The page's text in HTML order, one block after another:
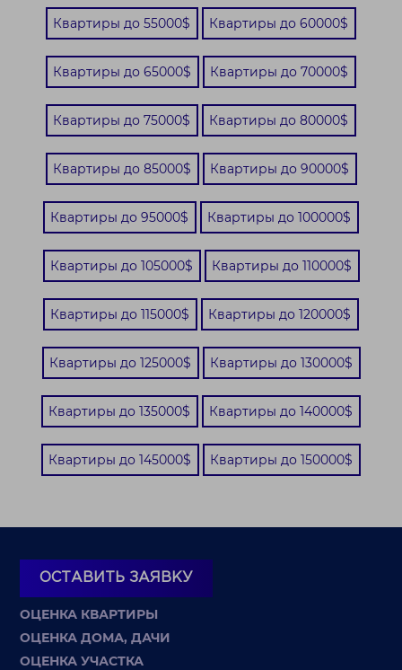
Квартиры до 55000$ Квартиры до 60000$
Квартиры до 65000$ Квартиры до 70000$
Квартиры до 75000$ Квартиры до 80000$
Квартиры до 85000$ Квартиры до 90000$
Квартиры до 95000$ Квартиры до 100000$
Квартиры до 105000$ Квартиры до 110000$
Квартиры до 115000$ Квартиры до 120000$
Квартиры до 125000$ Квартиры до 130000$
Квартиры до 135000$ Квартиры до 140000$
Квартиры до 145000$ Квартиры до 150000$
ОСТАВИТЬ ЗАЯВКУ
ОЦЕНКА КВАРТИРЫ
ОЦЕНКА ДОМА, ДАЧИ
ОЦЕНКА УЧАСТКА